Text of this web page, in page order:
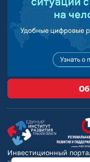
Инвестиционный